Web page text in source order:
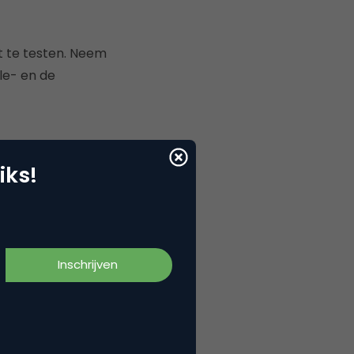
testen. Neem
en de